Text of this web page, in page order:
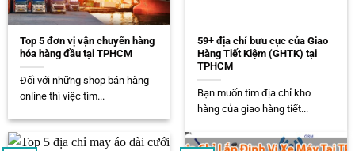
Top 5 đơn vị vận chuyển hàng
hóa hàng đầu tại TPHCM
Đối với những shop bán hàng
online thì việc tìm...
59+ địa chỉ bưu cục của Giao
Hàng Tiết Kiệm (GHTK) tại
TPHCM
Bạn muốn tìm địa chỉ kho
hàng của giao hàng tiết...